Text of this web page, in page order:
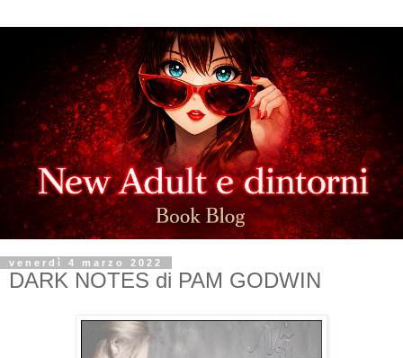
venerdì 4 marzo 2022
DARK NOTES di PAM GODWIN